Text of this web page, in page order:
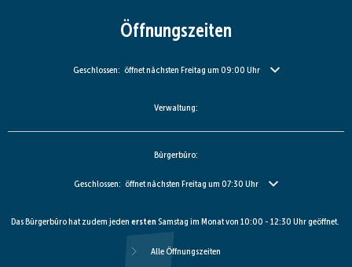
Öffnungszeiten
Klicken, um weitere Öffnungs- oder Schließzeiten auszublenden
Geschlossen: öffnet nächsten Freitag um 09:00 Uhr
Verwaltung:
Bürgerbüro:
Klicken, um weitere Öffnungs- oder Schließzeiten auszublenden
Geschlossen: öffnet nächsten Freitag um 07:30 Uhr
Das Bürgerbüro hat zudem jeden erstenSamstag im Monat von 10:00 - 12:30 Uhr geöffnet.
Alle Öffnungszeiten